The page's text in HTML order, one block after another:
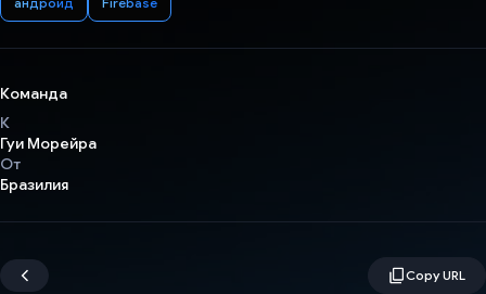
Команда
К
Гуи Морейра
От
Бразилия